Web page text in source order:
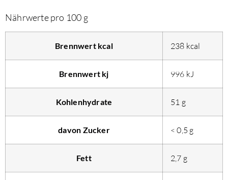
Nährwerte pro 100 g
Brennwert kcal 238 kcal
Brennwert kj 996 kJ
Kohlenhydrate 51 g
davon Zucker < 0,5 g
Fett 2,7 g